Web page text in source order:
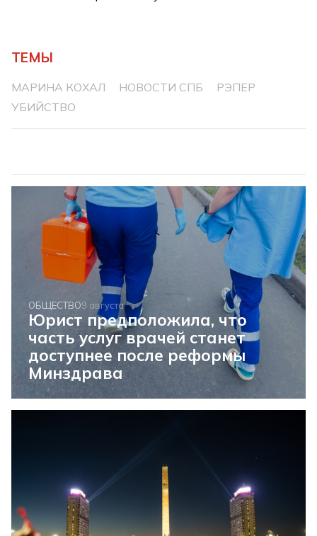
ТЕМЫ
МАРИНА КОХАЛ НОВОСТИ СПБ
РЭПЕР
УБИЙСТВО
ОБЩЕСТВО9 августа
Юрист предположила, что
часть услуг врачей станет
доступнее после реформы
Минздрава